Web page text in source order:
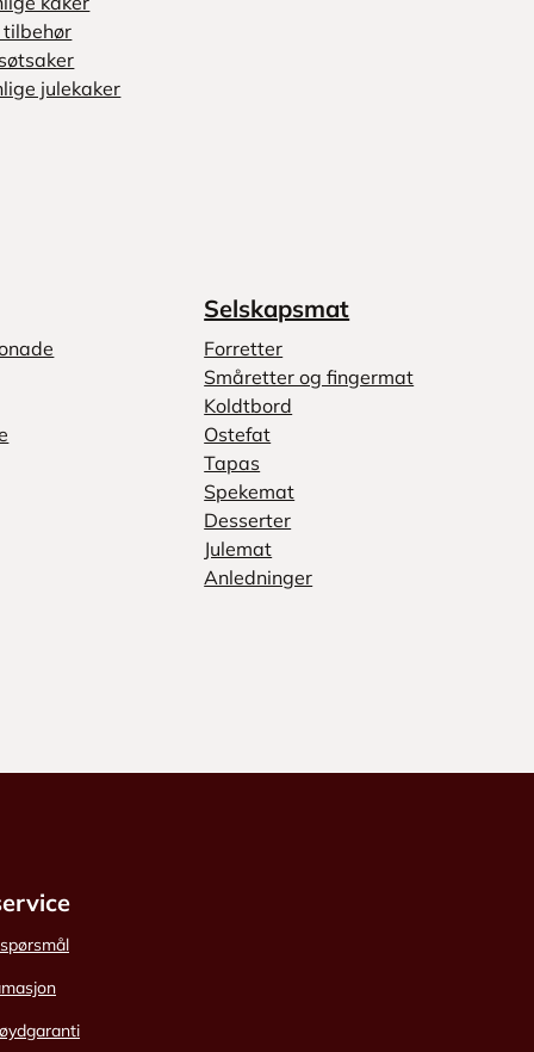
julekaker
Selskapsmat
Forretter
Småretter og fingermat
Koldtbord
Ostefat
Tapas
Spekemat
Desserter
Julemat
Anledninger